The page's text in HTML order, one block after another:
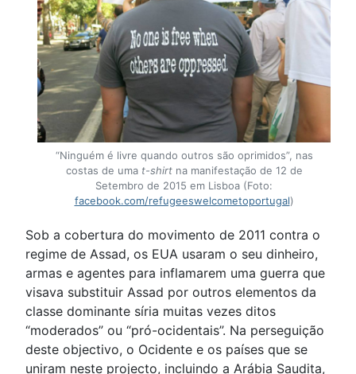
“Ninguém é livre quando outros são oprimidos”, nas
costas de uma t-shirtna manifestação de 12 de
Setembro de 2015 em Lisboa (Foto:
facebook.com/refugeeswelcometoportugal)
Sob a cobertura do movimento de 2011 contra o
regime de Assad, os EUA usaram o seu dinheiro,
armas e agentes para inflamarem uma guerra que
visava substituir Assad por outros elementos da
classe dominante síria muitas vezes ditos
“moderados” ou “pró-ocidentais”. Na perseguição
deste objectivo, o Ocidente e os países que se
uniram neste projecto, incluindo a Arábia Saudita,